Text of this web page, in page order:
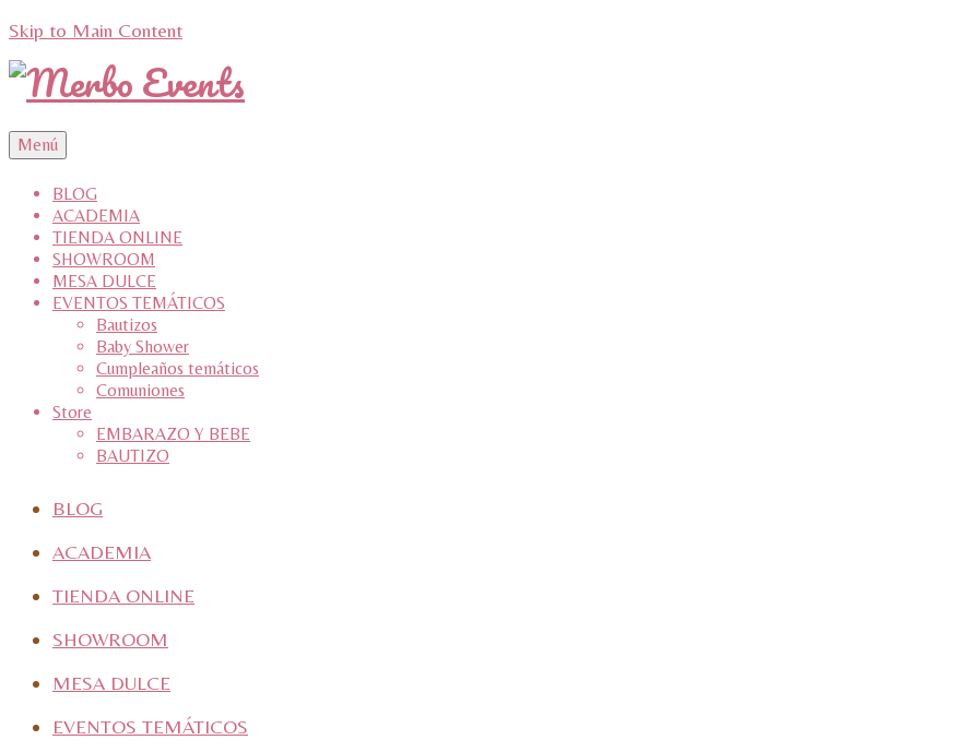
Skip to Main Content
Menú
BLOG
ACADEMIA
TIENDA ONLINE
SHOWROOM
MESA DULCE
EVENTOS TEMÁTICOS
Bautizos
Baby Shower
Cumpleaños temáticos
Comuniones
Store
EMBARAZO Y BEBE
BAUTIZO
BLOG
ACADEMIA
TIENDA ONLINE
SHOWROOM
MESA DULCE
EVENTOS TEMÁTICOS